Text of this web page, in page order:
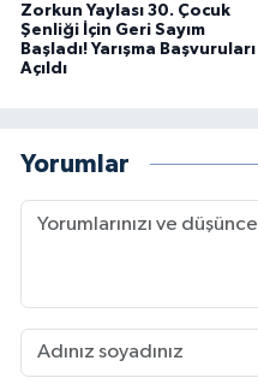
Zorkun Yaylası 30. Çocuk
Şenliği İçin Geri Sayım
Başladı! Yarışma Başvuruları
Açıldı
Yorumlar